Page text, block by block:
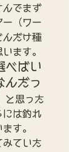
んでまず
ー（ワー
んだけ種
ます。
べばい
んだっ
と思った
には釣れ
す。
みていた